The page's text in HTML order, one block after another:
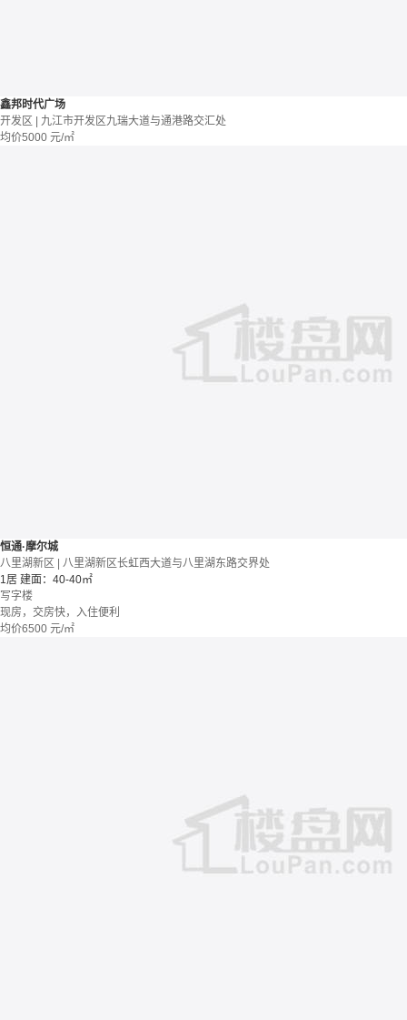
鑫邦时代广场
开发区 | 九江市开发区九瑞大道与通港路交汇处
均价5000 元/㎡
恒通·摩尔城
八里湖新区 | 八里湖新区长虹西大道与八里湖东路交界处
1居 建面：40-40㎡
写字楼
现房，交房快，入住便利
均价6500 元/㎡